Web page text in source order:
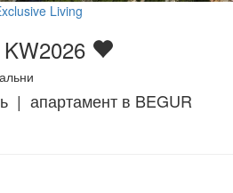
Living
| апартамент в BEGUR